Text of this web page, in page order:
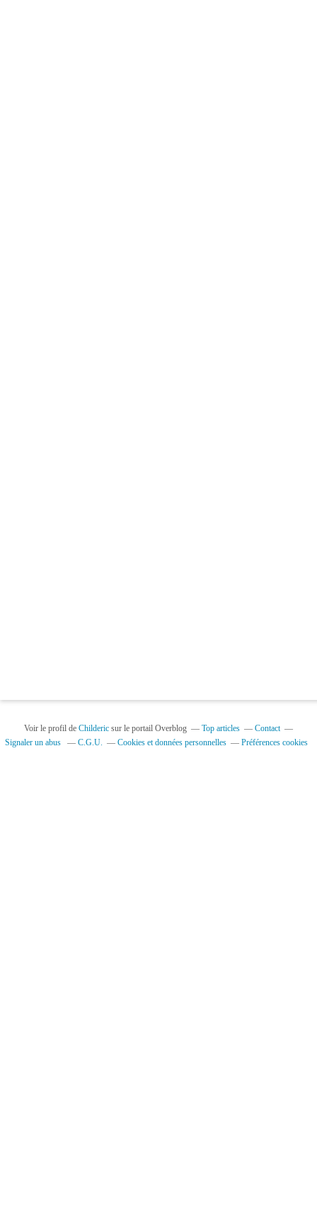
Voir le profil de Childeric sur le portail Overblog Top articles
Contact
Signaler un abus
C.G.U. Cookies et données personnelles Préférences cookies